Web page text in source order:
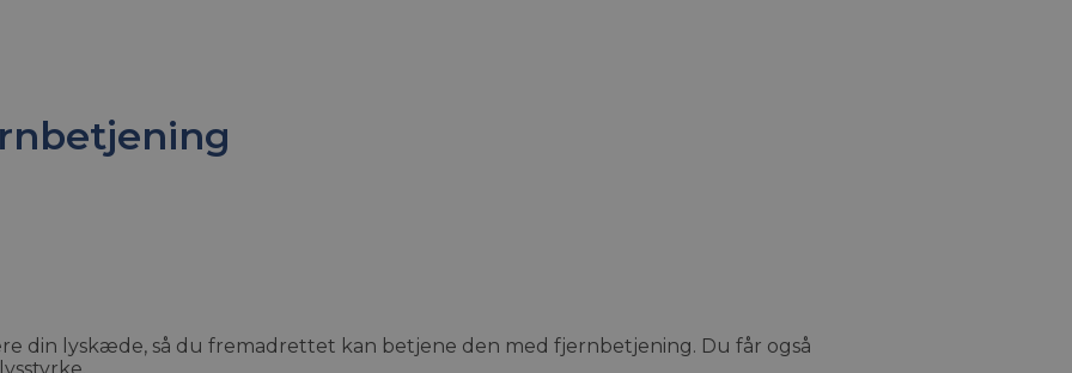
din lyskæde, så du fremadrettet kan betjene den med fjernbetjening. Du får også